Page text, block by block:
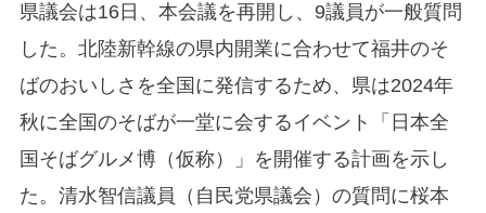
県議会は16日、本会議を再開し、9議員が一般質問
した。北陸新幹線の県内開業に合わせて福井のそ
ばのおいしさを全国に発信するため、県は2024年
秋に全国のそばが一堂に会するイベント「日本全
国そばグルメ博（仮称）」を開催する計画を示し
た。清水智信議員（自民党県議会）の質問に桜本